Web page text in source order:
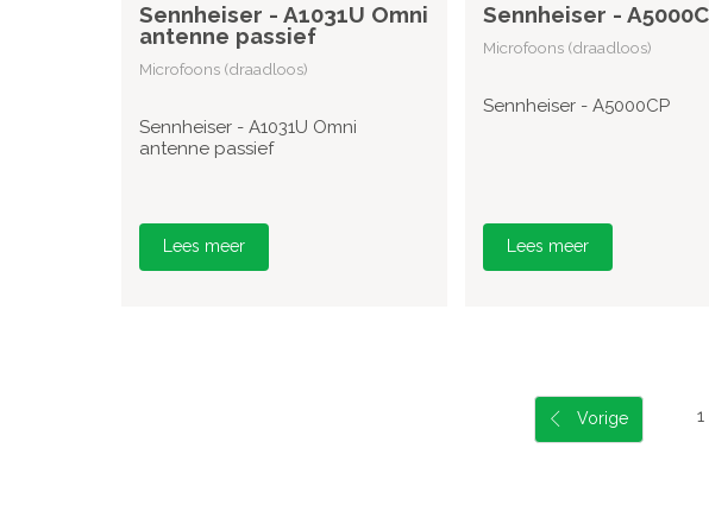
Sennheiser - A1031U Omni
antenne passief
Microfoons (draadloos)
Sennheiser - A1031U Omni
antenne passief
Lees meer
Sennheiser -
Microfoons (draadloos)
Sennheiser - A5000CP
Lees meer
1